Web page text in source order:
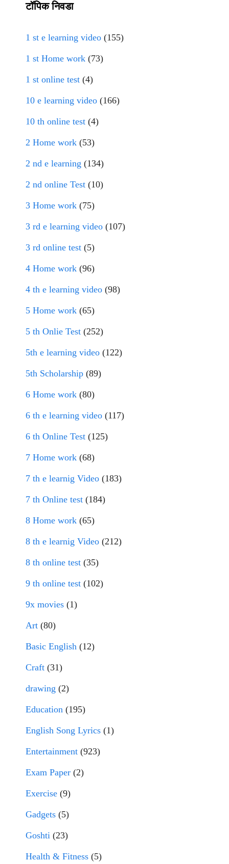
टॉपिक निवडा
1 st e learning video (155)
1 st Home work (73)
1 st online test (4)
10 e learning video (166)
10 th online test (4)
2 Home work (53)
2 nd e learning (134)
2 nd online Test (10)
3 Home work (75)
3 rd e learning video (107)
3 rd online test (5)
4 Home work (96)
4 th e learning video (98)
5 Home work (65)
5 th Onlie Test (252)
5th e learning video (122)
5th Scholarship (89)
6 Home work (80)
6 th e learning video (117)
6 th Online Test (125)
7 Home work (68)
7 th e learnig Video (183)
7 th Online test (184)
8 Home work (65)
8 th e learnig Video (212)
8 th online test (35)
9 th online test (102)
9x movies (1)
Art (80)
Basic English (12)
Craft (31)
drawing (2)
Education (195)
English Song Lyrics (1)
Entertainment (923)
Exam Paper (2)
Exercise (9)
Gadgets (5)
Goshti (23)
Health & Fitness (5)